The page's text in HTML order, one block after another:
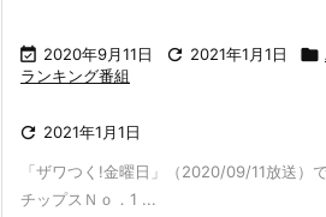
 2020年9月11日  2021年1月1日 
ランキング番組
 2021年1月1日
「ザワつく!金曜日」（2020/09/11放送）
チップスＮｏ．1 ...